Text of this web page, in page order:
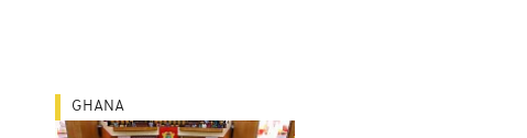
GHANA